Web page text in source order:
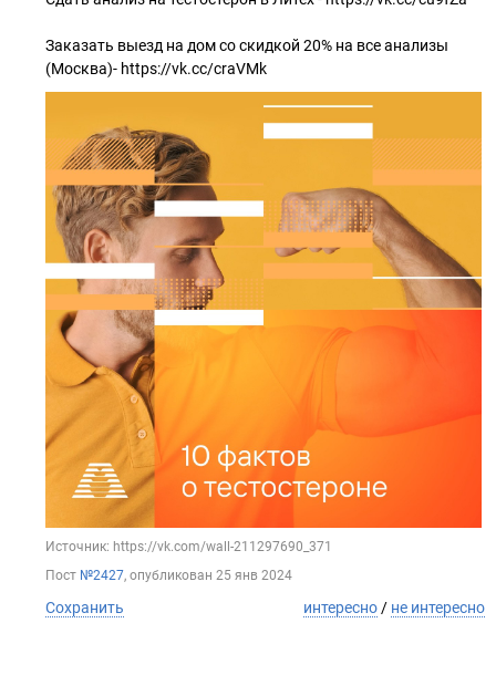
Заказать выезд на дом со скидкой 20% на все анализы
(Москва)- https://vk.cc/craVMk
Источник: https://vk.com/wall-211297690_371
Пост №2427, опубликован 25 янв 2024
Сохранить интересно / не интересно